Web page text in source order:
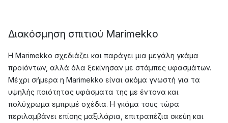
Διακόσμηση σπιτιού Marimekko
Η Marimekko σχεδιάζει και παράγει μια μεγάλη γκάμα
προϊόντων, αλλά όλα ξεκίνησαν με στάμπες υφασμάτων.
Μέχρι σήμερα η Marimekko είναι ακόμα γνωστή για τα
υψηλής ποιότητας υφάσματα της με έντονα και
πολύχρωμα εμπριμέ σχέδια. Η γκάμα τους τώρα
περιλαμβάνει επίσης μαξιλάρια, επιτραπέζια σκεύη και